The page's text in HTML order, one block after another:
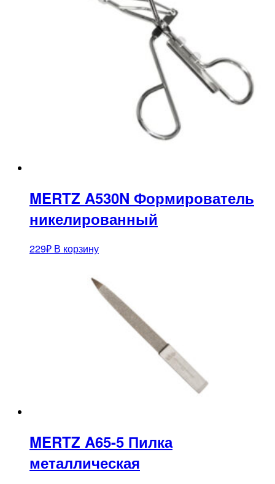
MERTZ A530N Формирователь
никелированный
229₽ В корзину
MERTZ A65-5 Пилка
металлическая